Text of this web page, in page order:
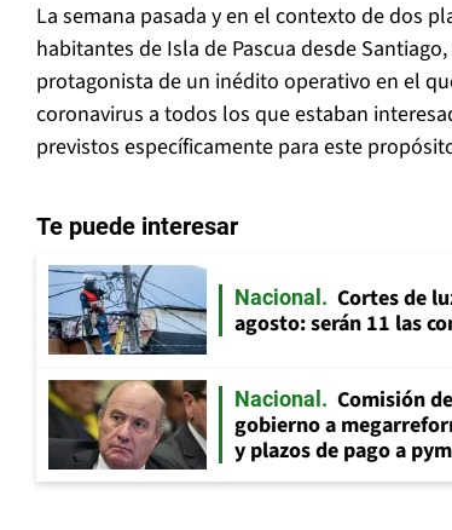
La semana pasada y en el contexto de dos
habitantes de Isla de Pascua desde
protagonista de un inédito operativo en el
coronavirus a todos los que estaban
previstos específicamente para este
Te puede interesar
Nacional
Cortes de
agosto: serán 11 las
Nacional
Comisión
gobierno a
y plazos de pago a